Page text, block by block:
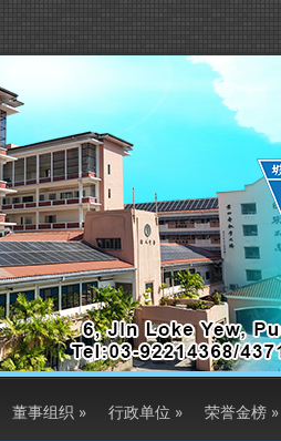
董事组织 » 行政单位 » 荣誉金榜 »